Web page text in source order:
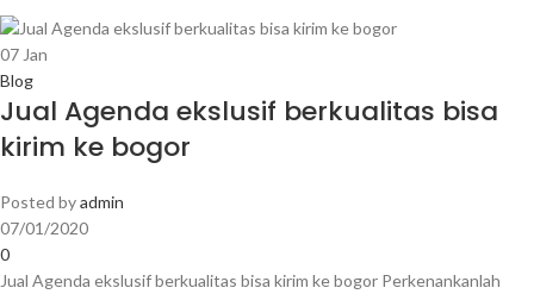
07 Jan
Blog
Jual Agenda ekslusif berkualitas bisa
kirim ke bogor
Posted byadmin
07/01/2020
0
Jual Agenda ekslusif berkualitas bisa kirim ke bogor Perkenankanlah